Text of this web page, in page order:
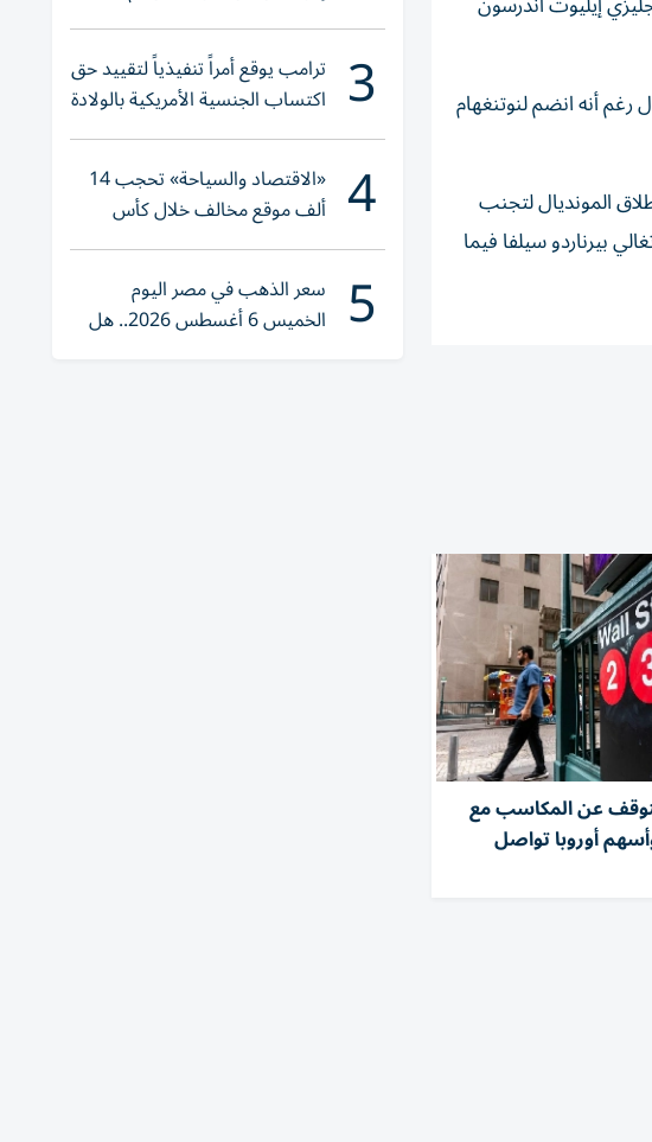
إنجلترا في المونديال رغم أنه انضم لنوتنغهام
قبل انطلاق المونديال لتجنب
بيرناردو سيلفا فيما
عن المكاسب مع
أوروبا تواصل
2027
3 ترامب يوقع أمراً تنفيذياً لتقييد حق
اكتساب الجنسية الأمريكية بالولادة
4 «الاقتصاد والسياحة» تحجب 14
ألف موقع مخالف خلال كأس
العالم 2026
5 سعر الذهب في مصر اليوم
الخميس 6 أغسطس 2026.. هل